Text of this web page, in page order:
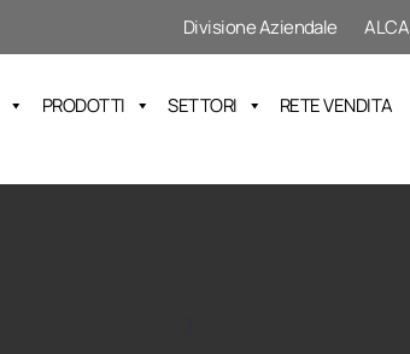
Divisione Aziendale ALCA
PRODOTTI SETTORI RETE VENDITA